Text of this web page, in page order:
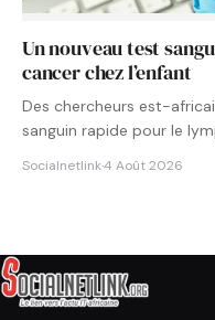
Un nouveau test
cancer chez l’enfant
Des chercheurs est-
sanguin rapide pour le
Socialnetlink·4 Août 2026